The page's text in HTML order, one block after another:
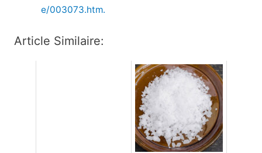
e/003073.htm.
Article Similaire: